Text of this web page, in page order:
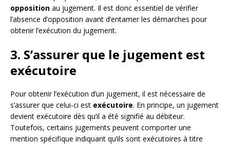
opposition au jugement. Il est donc essentiel de vérifier
l’absence d’opposition avant d’entamer les démarches pour
obtenir l’exécution du jugement.
3. S’assurer que le jugement est
exécutoire
Pour obtenir l’exécution d’un jugement, il est nécessaire de
s’assurer que celui-ci est exécutoire. En principe, un jugement
devient exécutoire dès qu’il a été signifié au débiteur.
Toutefois, certains jugements peuvent comporter une
mention spécifique indiquant qu’ils sont exécutoires à titre